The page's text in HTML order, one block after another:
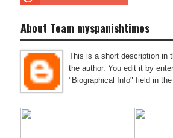
About Team myspanishtimes
This is a short description in
the author. You edit it by
"Biographical Info" field in